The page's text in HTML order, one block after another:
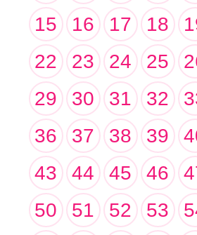
15
16 17 18
22
23 24 25
29
30 31 32
36
37 38 39
43
44 45 46
50
51 52 53